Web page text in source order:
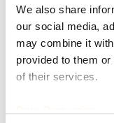
We also share
our social media,
may combine it
provided to them
of their services.
Zeugnisse?